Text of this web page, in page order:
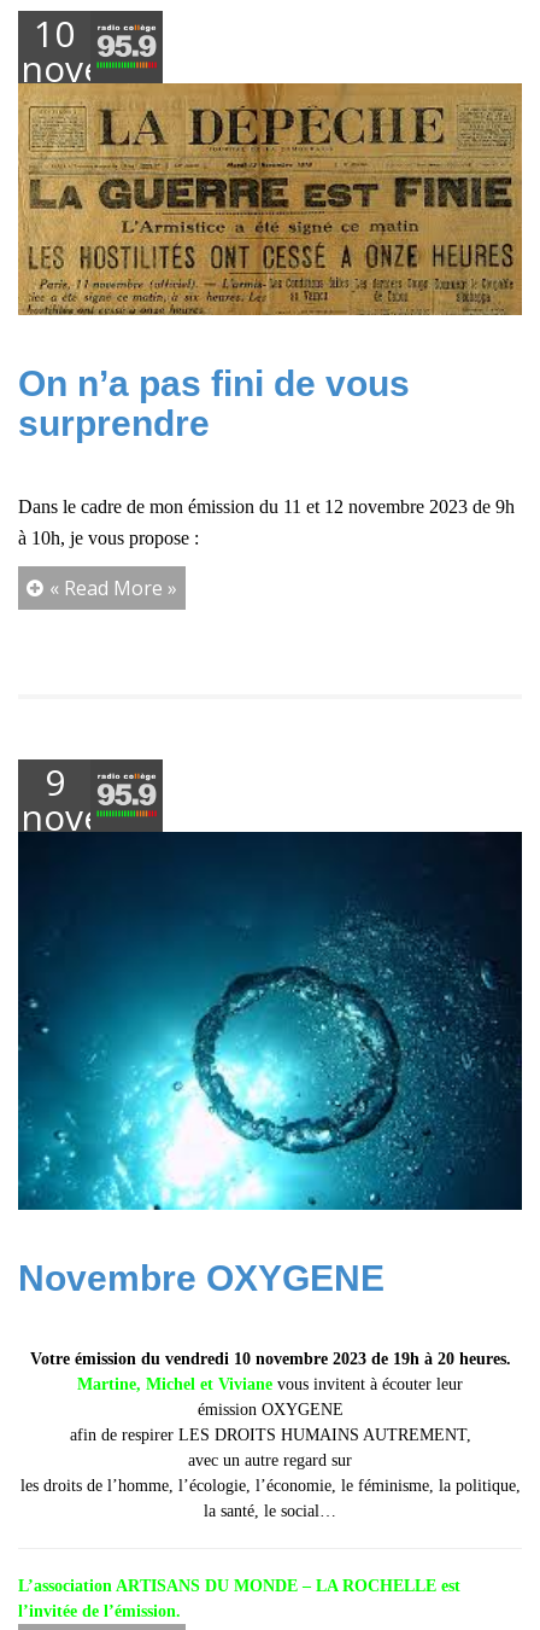
10
novembre
2023
On n’a pas fini de vous
surprendre
Dans le cadre de mon émission du 11 et 12 novembre 2023 de 9h
à 10h, je vous propose :
« Read More »
9
novembre
Novembre OXYGENE
Votre émission du vendredi 10 novembre 2023 de 19h à 20 heures.
Martine, Michel et Viviane vous invitent à écouter leur
émission OXYGENE
afin de respirer LES DROITS HUMAINS AUTREMENT,
avec un autre regard sur
les droits de l’homme, l’écologie, l’économie, le féminisme, la politique,
la santé, le social…
L’association ARTISANS DU MONDE – LA ROCHELLE est
l’invitée de l’émission.